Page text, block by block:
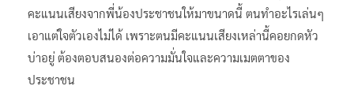
คะแนนเสียงจากพี่น้องประชาชนให้มาขนาดนี้ ตนทำอะไรเล่นๆ
เอาแต่ใจตัวเองไม่ได้ เพราะตนมีคะแนนเสียงเหล่านี้คอยกดหัว
บ่าอยู่ ต้องตอบสนองต่อความมั่นใจและความเมตตาของ
ประชาชน